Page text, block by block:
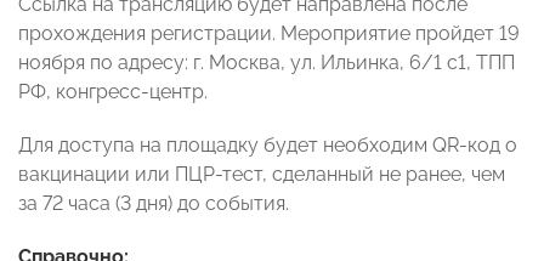
прохождения регистрации. Мероприятие пройдет 19
ноября по адресу: г. Москва, ул. Ильинка, 6/1 c1, ТПП
РФ, конгресс-центр.
Для доступа на площадку будет необходим QR-код о
вакцинации или ПЦР-тест, сделанный не ранее, чем
за 72 часа (3 дня) до события.